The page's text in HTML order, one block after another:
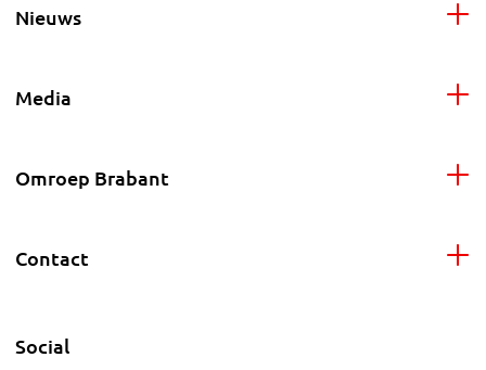
Nieuws
Media
Omroep Brabant
Contact
Social